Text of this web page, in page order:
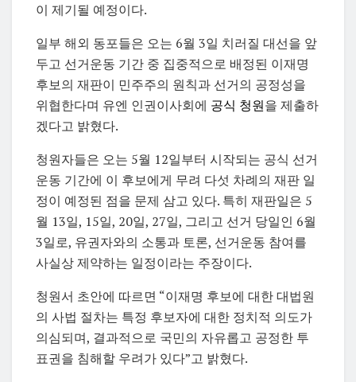
이 제기될 예정이다.
일부 해외 동포들은 오는 6월 3일 치러질 대선을 앞
두고 선거운동 기간 중 집중적으로 배정된 이재명
후보의 재판이 민주주의 원칙과 선거의 공정성을
위협한다며 유엔 인권이사회에 공식 청원을 제출하
겠다고 밝혔다.
청원자들은 오는 5월 12일부터 시작되는 공식 선거
운동 기간에 이 후보에게 무려 다섯 차례의 재판 일
정이 예정된 점을 문제 삼고 있다. 특히 재판일은 5
월 13일, 15일, 20일, 27일, 그리고 선거 당일인 6월
3일로, 유권자와의 소통과 토론, 선거운동 참여를
사실상 제약하는 일정이라는 주장이다.
청원서 초안에 따르면 “이재명 후보에 대한 대법원
의 사법 절차는 특정 후보자에 대한 정치적 의도가
의심되며, 결과적으로 국민의 자유롭고 공정한 투
표권을 침해할 우려가 있다”고 밝혔다.